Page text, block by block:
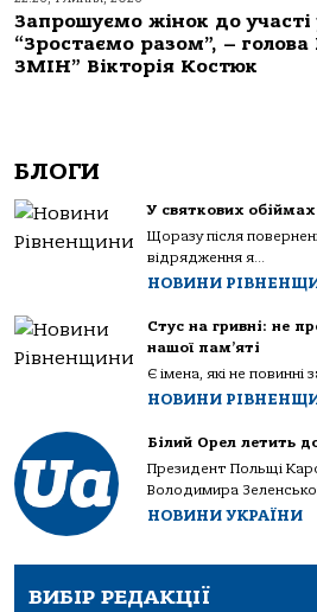
Запрошуємо жінок до участі
“Зростаємо разом”, – голова
ЗМІН” Вікторія Костюк
БЛОГИ
У святкових обіймах
Щоразу після
відрядження я...
НОВИНИ
Стус на гривні: не
нашої пам’яті
Є імена, які не повинні
НОВИНИ
Білий Орел летить
Президент Польщі
Володимира
НОВИНИ УКРАЇНИ
ВИБІР РЕДАКЦІЇ